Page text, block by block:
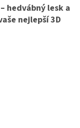
hedvábný lesk a
nejlepší 3D